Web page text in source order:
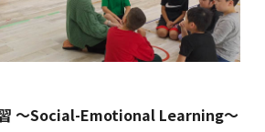
～Social-Emotional Learning～